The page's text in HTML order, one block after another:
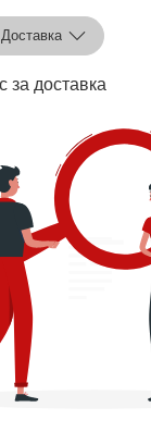
Доставка
за доставка